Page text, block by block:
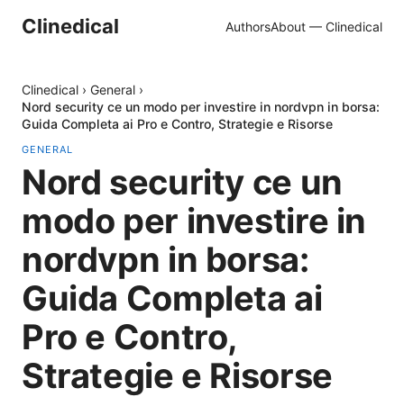
Clinedical AuthorsAbout — Clinedical
Clinedical › General ›
Nord security ce un modo per investire in nordvpn in borsa:
Guida Completa ai Pro e Contro, Strategie e Risorse
GENERAL
Nord security ce un
modo per investire in
nordvpn in borsa:
Guida Completa ai
Pro e Contro,
Strategie e Risorse